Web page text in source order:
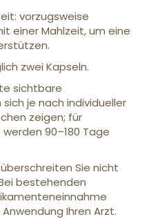
vorzugsweise
einer Mahlzeit, um eine
zwei Kapseln.
sichtbare
je nach individueller
zeigen; für
90–180 Tage
Sie nicht
bestehenden
Ihren Arzt.